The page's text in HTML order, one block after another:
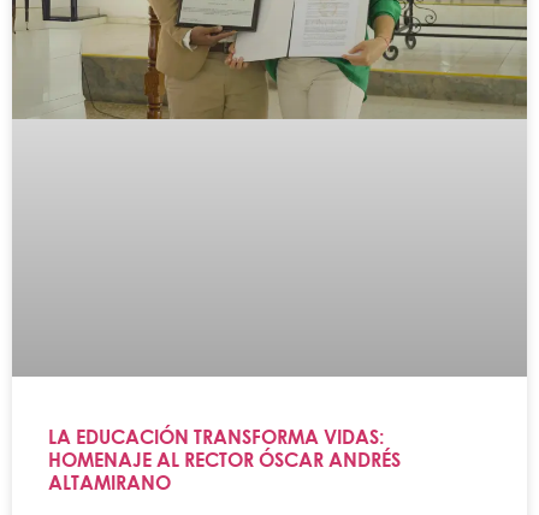
LA EDUCACIÓN TRANSFORMA VIDAS:
HOMENAJE AL RECTOR ÓSCAR ANDRÉS
ALTAMIRANO